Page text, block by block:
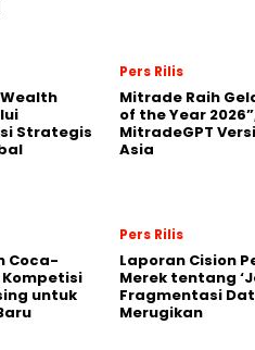
Wealth
Strategis
Pers Rilis
Mitrade Raih
of the Year
MitradeGPT
Asia
Coca-
Kompetisi
untuk
Pers Rilis
Laporan Cision
Merek tentang
Fragmentasi
Merugikan